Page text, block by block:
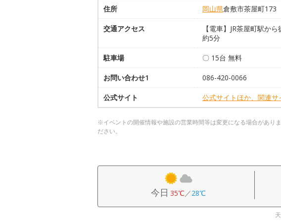
住所 岡山県倉敷市茶屋町173
交通アクセス
【電車】JR茶屋町駅か
約5分
駐車場 〇 15台 無料
お問い合わせ1 086-420-0066
公式サイト 公式サイトほか、関連サ
※イベントの開催情報や施設の営業時間等は変更になる場合があり
ださい。
今日 35℃／28℃